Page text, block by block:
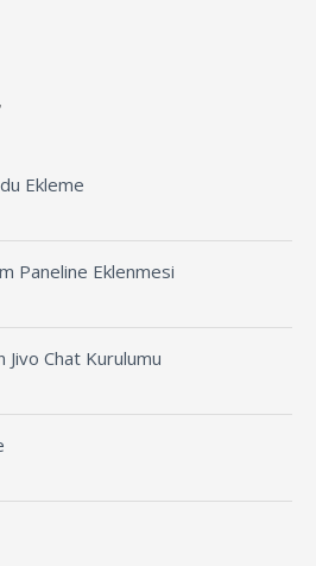
Ekleme
Paneline Eklenmesi
Chat Kurulumu